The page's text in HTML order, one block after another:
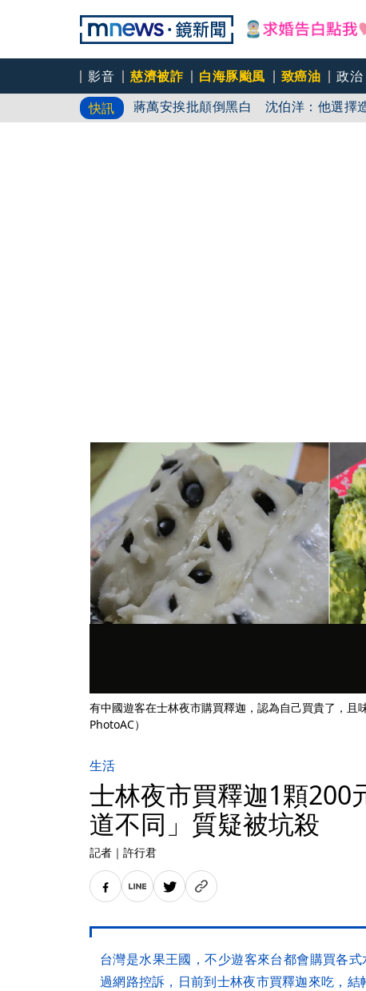
影音 慈濟被詐 白海豚颱風 致癌油 政治
快訊
蔣萬安挨批顛倒黑白 沈伯洋：他選擇
台74轎跑超車失控自撞護欄 又衝撞中
有中國遊客在士林夜市購買釋迦，認為自己買貴了，且
PhotoAC）
生活
士林夜市買釋迦1顆
道不同」質疑被坑殺
記者 ｜ 許行君
台灣是水果王國，不少遊客來台都會購買各
過網路控訴，日前到士林夜市買釋迦來吃，